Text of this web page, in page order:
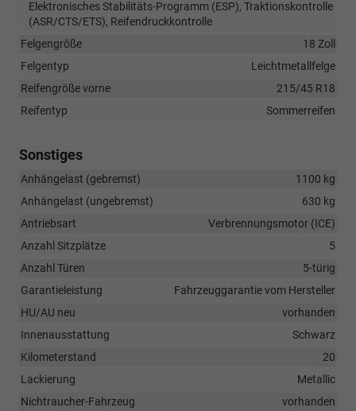
Elektronisches Stabilitäts-Programm (ESP), Traktionskontrolle
(ASR/CTS/ETS), Reifendruckkontrolle
Felgengröße
18 Zoll
Felgentyp
Leichtmetallfelge
Reifengröße vorne
215/45 R18
Reifentyp
Sommerreifen
Sonstiges
Anhängelast (gebremst)
1100 kg
Anhängelast (ungebremst)
630 kg
Antriebsart
Verbrennungsmotor (ICE)
Anzahl Sitzplätze
5
Anzahl Türen
5-türig
Garantieleistung
Fahrzeuggarantie vom Hersteller
HU/AU neu
vorhanden
Innenausstattung
Schwarz
Kilometerstand
20
Lackierung
Metallic
Nichtraucher-Fahrzeug
vorhanden